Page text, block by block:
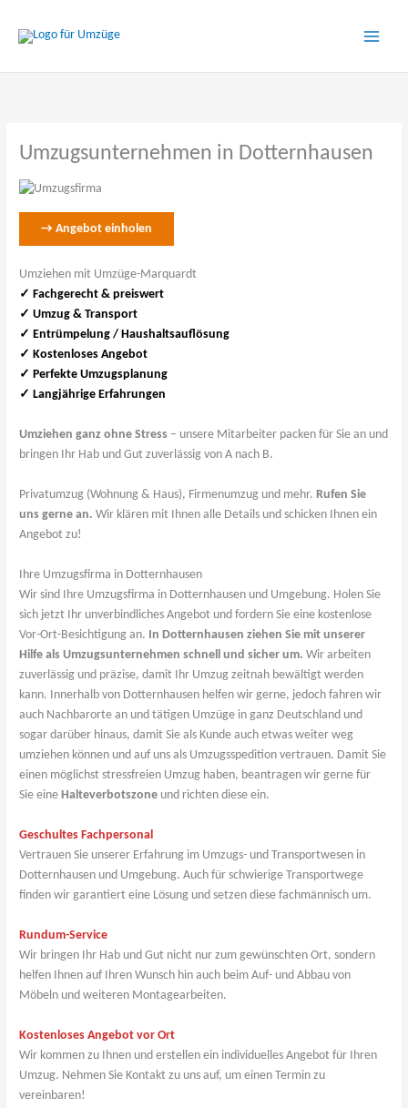
Inhalt
Umzugsunternehmen in Dotternhausen
→ Angebot einholen
Umziehen mit Umzüge-Marquardt
✓ Fachgerecht & preiswert
✓ Umzug & Transport
✓ Entrümpelung / Haushaltsauflösung
✓ Kostenloses Angebot
✓ Perfekte Umzugsplanung
✓ Langjährige Erfahrungen
Umziehen ganz ohne Stress – unsere Mitarbeiter packen für Sie an und
bringen Ihr Hab und Gut zuverlässig von A nach B.
Privatumzug (Wohnung & Haus), Firmenumzug und mehr. Rufen Sie
uns gerne an. Wir klären mit Ihnen alle Details und schicken Ihnen ein
Angebot zu!
Ihre Umzugsfirma in Dotternhausen
Wir sind Ihre Umzugsfirma in Dotternhausen und Umgebung. Holen Sie
sich jetzt Ihr unverbindliches Angebot und fordern Sie eine kostenlose
Vor-Ort-Besichtigung an.
In Dotternhausen ziehen Sie mit unserer
Hilfe als Umzugsunternehmen schnell und sicher um. Wir arbeiten
zuverlässig und präzise, damit Ihr Umzug zeitnah bewältigt werden
kann. Innerhalb von Dotternhausen helfen wir gerne, jedoch fahren wir
auch Nachbarorte an und tätigen Umzüge in ganz Deutschland und
sogar darüber hinaus, damit Sie als Kunde auch etwas weiter weg
umziehen können und auf uns als Umzugsspedition vertrauen. Damit Sie
einen möglichst stressfreien Umzug haben, beantragen wir gerne für
Sie eine Halteverbotszone und richten diese ein.
Geschultes Fachpersonal
Vertrauen Sie unserer Erfahrung im Umzugs- und Transportwesen in
Dotternhausen und Umgebung. Auch für schwierige Transportwege
finden wir garantiert eine Lösung und setzen diese fachmännisch um.
Rundum-Service
Wir bringen Ihr Hab und Gut nicht nur zum gewünschten Ort, sondern
helfen Ihnen auf Ihren Wunsch hin auch beim Auf- und Abbau von
Möbeln und weiteren Montagearbeiten.
Kostenloses Angebot vor Ort
Wir kommen zu Ihnen und erstellen ein individuelles Angebot für Ihren
Umzug. Nehmen Sie Kontakt zu uns auf, um einen Termin zu
vereinbaren!